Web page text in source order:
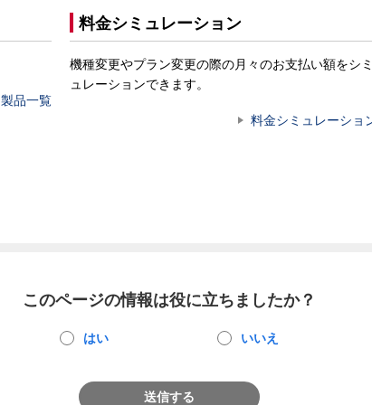
製品一覧
料金シミュレーション
機種変更やプラン変更の際の月々のお支払い額をシ
ュレーションできます。
料金シミュレーショ
このページの情報は役に立ちましたか？
はい いいえ
送信する